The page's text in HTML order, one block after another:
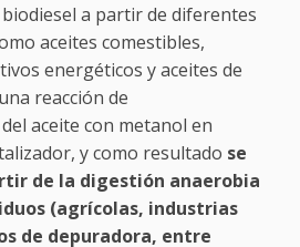
a partir de diferentes
aceites comestibles,
energéticos y aceites de
reacción de
aceite con metanol en
y como resultado se
de la digestión anaerobia
(agrícolas, industrias
de depuradora, entre